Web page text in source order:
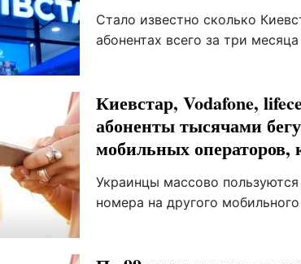
Стало известно сколько
абонентах всего за три месяца
Киевстар, Vodafone,
абоненты тысячами
мобильных операторов,
Украинцы массово пользуются
номера на другого